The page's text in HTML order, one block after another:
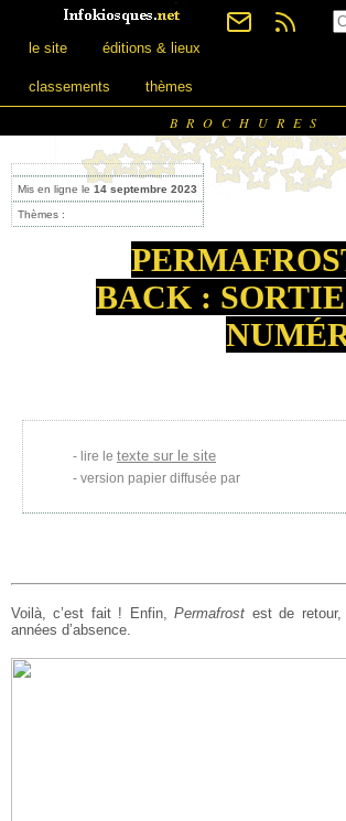
le site éditions & lieux
classements thèmes
BROCHURES
Mis en ligne le 14 septembre 2023
Thèmes :
BACK :
lire le texte sur le site
version papier diffusée par
Voilà, c’est fait ! Enfin,Permafrost est de retour,
années d’absence.